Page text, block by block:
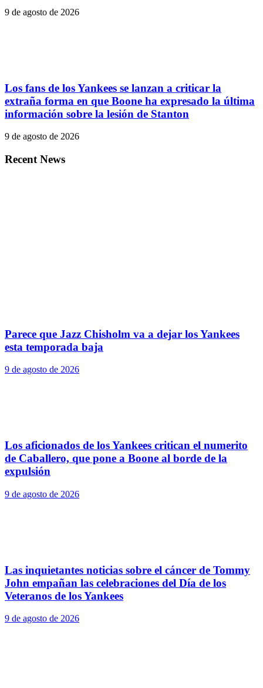
9 de agosto de 2026
Los fans de los Yankees se lanzan a criticar la
extraña forma en que Boone ha expresado la última
información sobre la lesión de Stanton
9 de agosto de 2026
Recent News
Parece que Jazz Chisholm va a dejar los Yankees
esta temporada baja
9 de agosto de 2026
Los aficionados de los Yankees critican el numerito
de Caballero, que pone a Boone al borde de la
expulsión
9 de agosto de 2026
Las inquietantes noticias sobre el cáncer de Tommy
John empañan las celebraciones del Día de los
Veteranos de los Yankees
9 de agosto de 2026